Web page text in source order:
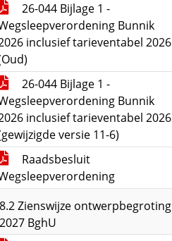
26-044 Bijlage 1 -
Bunnik
inclusief tarieventabel 2026
26-044 Bijlage 1 -
Bunnik
inclusief tarieventabel 2026
versie 11-6)
Raadsbesluit
8.2 Zienswijze ontwerpbegroting
2027 BghU